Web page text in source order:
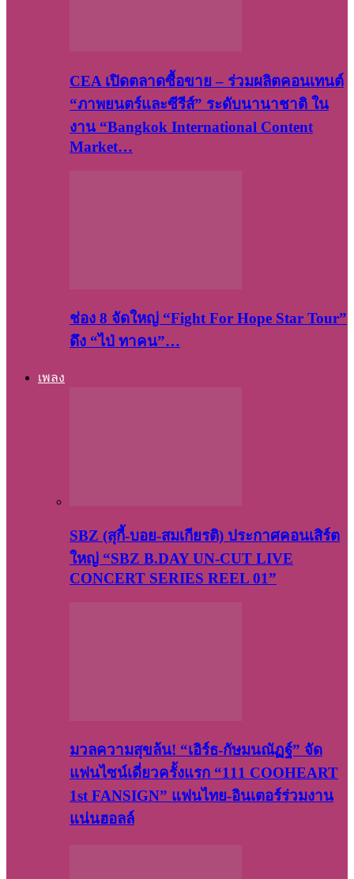
CEA เปิดตลาดซื้อขาย – ร่วมผลิตคอนเทนต์
“ภาพยนตร์และซีรีส์” ระดับนานาชาติ ใน
งาน “Bangkok International Content
Market…
ช่อง 8 จัดใหญ่ “Fight For Hope Star Tour”
ดึง “ไป่ ทาคน”…
เพลง
SBZ (สุกี้-บอย-สมเกียรติ) ประกาศคอนเสิร์ต
ใหญ่ “SBZ B.DAY UN-CUT LIVE
CONCERT SERIES REEL 01”
มวลความสุขล้น! “เอิร์ธ-กัษมนณัฏฐ์” จัด
แฟนไซน์เดี่ยวครั้งแรก “111 COOHEART
1st FANSIGN” แฟนไทย-อินเตอร์ร่วมงาน
แน่นฮอลล์